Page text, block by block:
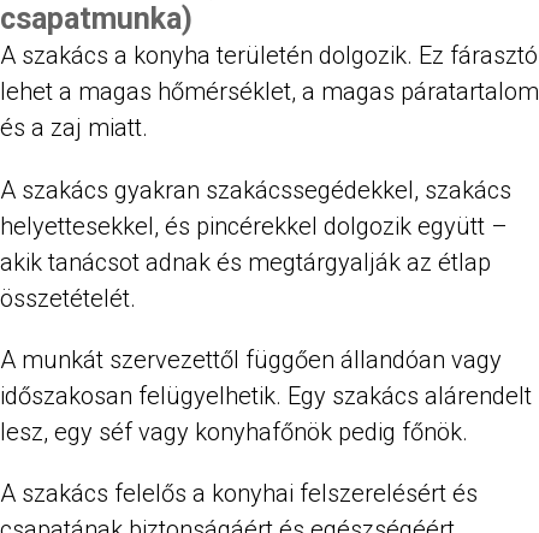
csapatmunka)
A szakács a konyha területén dolgozik. Ez fárasztó
lehet a magas hőmérséklet, a magas páratartalom
és a zaj miatt.
A szakács gyakran szakácssegédekkel, szakács
helyettesekkel, és pincérekkel dolgozik együtt –
akik tanácsot adnak és megtárgyalják az étlap
összetételét.
A munkát szervezettől függően állandóan vagy
időszakosan felügyelhetik. Egy szakács alárendelt
lesz, egy séf vagy konyhafőnök pedig főnök.
A szakács felelős a konyhai felszerelésért és